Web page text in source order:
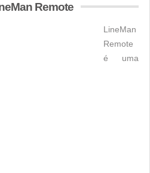
Remote
LineMan
Remote
é uma